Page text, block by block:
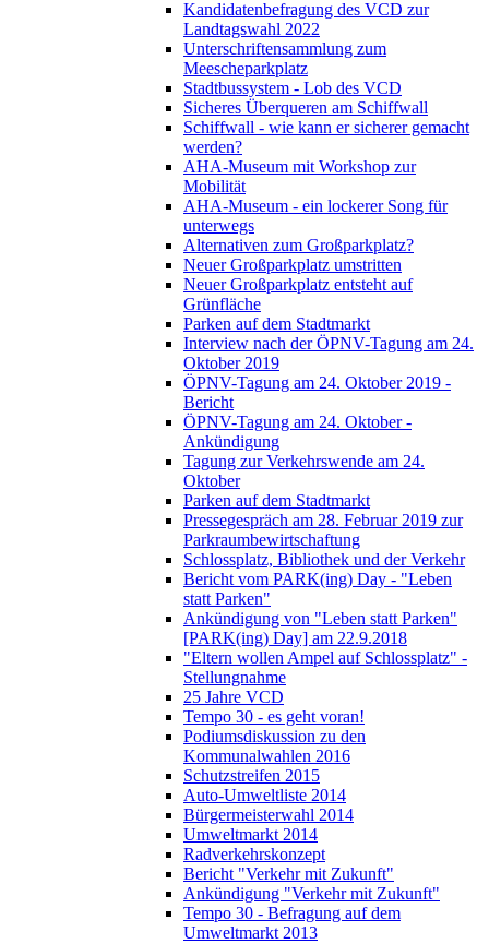
Kandidatenbefragung des VCD zur
Landtagswahl 2022
Unterschriftensammlung zum
Meescheparkplatz
Stadtbussystem - Lob des VCD
Sicheres Überqueren am Schiffwall
Schiffwall - wie kann er sicherer gemacht
werden?
AHA-Museum mit Workshop zur
Mobilität
AHA-Museum - ein lockerer Song für
unterwegs
Alternativen zum Großparkplatz?
Neuer Großparkplatz umstritten
Neuer Großparkplatz entsteht auf
Grünfläche
Parken auf dem Stadtmarkt
Interview nach der ÖPNV-Tagung am 24.
Oktober 2019
ÖPNV-Tagung am 24. Oktober 2019 -
Bericht
ÖPNV-Tagung am 24. Oktober -
Ankündigung
Tagung zur Verkehrswende am 24.
Oktober
Parken auf dem Stadtmarkt
Pressegespräch am 28. Februar 2019 zur
Parkraumbewirtschaftung
Schlossplatz, Bibliothek und der Verkehr
Bericht vom PARK(ing) Day - "Leben
statt Parken"
Ankündigung von "Leben statt Parken"
[PARK(ing) Day] am 22.9.2018
"Eltern wollen Ampel auf Schlossplatz" -
Stellungnahme
25 Jahre VCD
Tempo 30 - es geht voran!
Podiumsdiskussion zu den
Kommunalwahlen 2016
Schutzstreifen 2015
Auto-Umweltliste 2014
Bürgermeisterwahl 2014
Umweltmarkt 2014
Radverkehrskonzept
Bericht "Verkehr mit Zukunft"
Ankündigung "Verkehr mit Zukunft"
Tempo 30 - Befragung auf dem
Umweltmarkt 2013